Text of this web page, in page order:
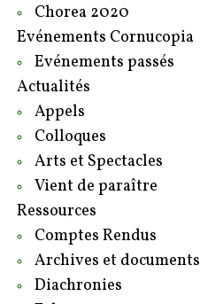
Chorea 2020
Evénements Cornucopia
Evénements passés
Actualités
Appels
Colloques
Arts et Spectacles
Vient de paraître
Ressources
Comptes Rendus
Archives et documents
Diachronies